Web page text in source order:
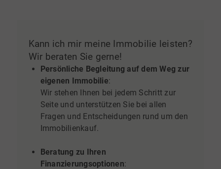
Kann ich mir meine Immobilie leisten?
Wir beraten Sie gerne!
Persönliche Begleitung auf dem Weg zur
eigenen Immobilie:
Wir stehen Ihnen bei jedem Schritt zur
Seite und unterstützen Sie bei allen
Fragen und Entscheidungen rund um den
Immobilienkauf.
Beratung zu Ihren
Finanzierungsoptionen: